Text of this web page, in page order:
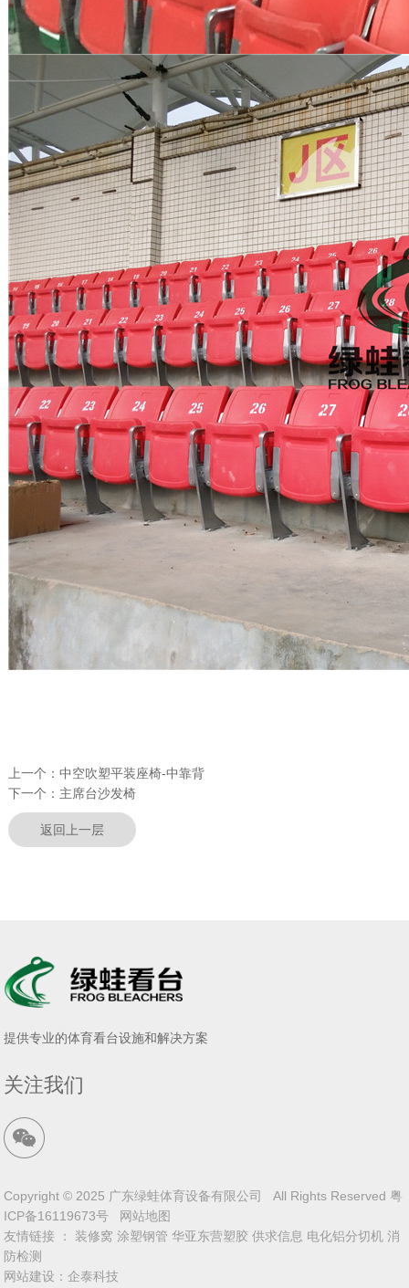
上一个： 中空吹塑平装座椅-中靠背
下一个： 主席台沙发椅
返回上一层
提供专业的体育看台设施和解决方案
关注我们
Copyright © 2025 广东绿蛙体育设备有限公司 All Rights Reserved 粤
ICP备16119673号
网站地图
友情链接 ：装修窝 涂塑钢管 华亚东营塑胶 供求信息 电化铝分切机 消
防检测
网站建设 ： 企泰科技